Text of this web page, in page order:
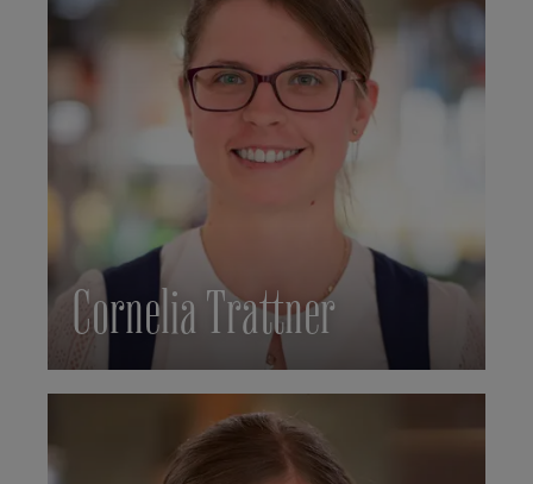
Cornelia Trattner